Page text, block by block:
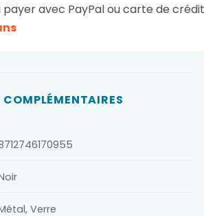
payer avec PayPal ou carte de crédit
Verre